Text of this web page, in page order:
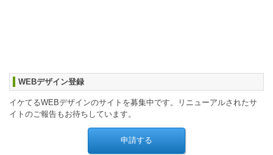
WEBデザイン登録
イケてるWEBデザインのサイトを募集中です。リニューアルされたサ
イトのご報告もお待ちしています。